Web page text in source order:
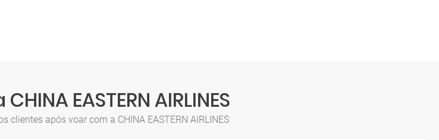
EASTERN AIRLINES
clientes após voar com a CHINA EASTERN AIRLINES